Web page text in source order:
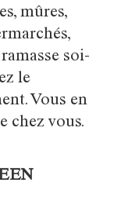
mûres,
soi-
le
Vous en
chez vous.